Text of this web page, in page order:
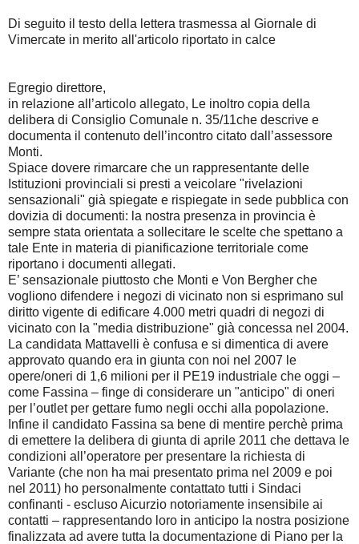
Di seguito il testo della lettera trasmessa al Giornale di
Vimercate in merito all'articolo riportato in calce
Egregio direttore,
in relazione all’articolo allegato, Le inoltro copia della
delibera di Consiglio Comunale n. 35/11che descrive e
documenta il contenuto dell’incontro citato dall’assessore
Monti.
Spiace dovere rimarcare che un rappresentante delle
Istituzioni provinciali si presti a veicolare "rivelazioni
sensazionali" già spiegate e rispiegate in sede pubblica con
dovizia di documenti: la nostra presenza in provincia è
sempre stata orientata a sollecitare le scelte che spettano a
tale Ente in materia di pianificazione territoriale come
riportano i documenti allegati.
E’ sensazionale piuttosto che Monti e Von Bergher che
vogliono difendere i negozi di vicinato non si esprimano sul
diritto vigente di edificare 4.000 metri quadri di negozi di
vicinato con la "media distribuzione" già concessa nel 2004.
La candidata Mattavelli è confusa e si dimentica di avere
approvato quando era in giunta con noi nel 2007 le
opere/oneri di 1,6 milioni per il PE19 industriale che oggi –
come Fassina – finge di considerare un "anticipo" di oneri
per l’outlet per gettare fumo negli occhi alla popolazione.
Infine il candidato Fassina sa bene di mentire perchè prima
di emettere la delibera di giunta di aprile 2011 che dettava le
condizioni all’operatore per presentare la richiesta di
Variante (che non ha mai presentato prima nel 2009 e poi
nel 2011) ho personalmente contattato tutti i Sindaci
confinanti - escluso Aicurzio notoriamente insensibile ai
contatti – rappresentando loro in anticipo la nostra posizione
finalizzata ad avere tutta la documentazione di Piano per la